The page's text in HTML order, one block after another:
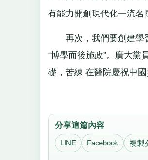
有能力開創現代化一流名
再次，我們要創建學習
“博學而後施政”。廣大黨
礎，苦練 在醫院慶祝中
分享這篇內容
LINE Facebook 複製